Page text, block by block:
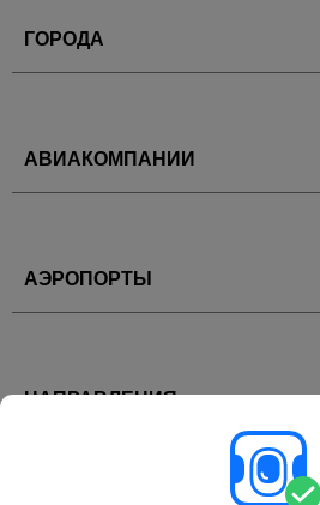
ГОРОДА
АВИАКОМПАНИИ
АЭРОПОРТЫ
НАПРАВЛЕНИЯ